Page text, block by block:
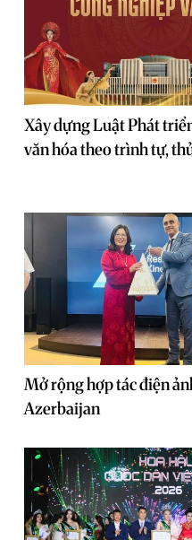
Xây dựng Luật Phát
văn hóa theo trình tự,
Mở rộng hợp tác điện
Azerbaijan